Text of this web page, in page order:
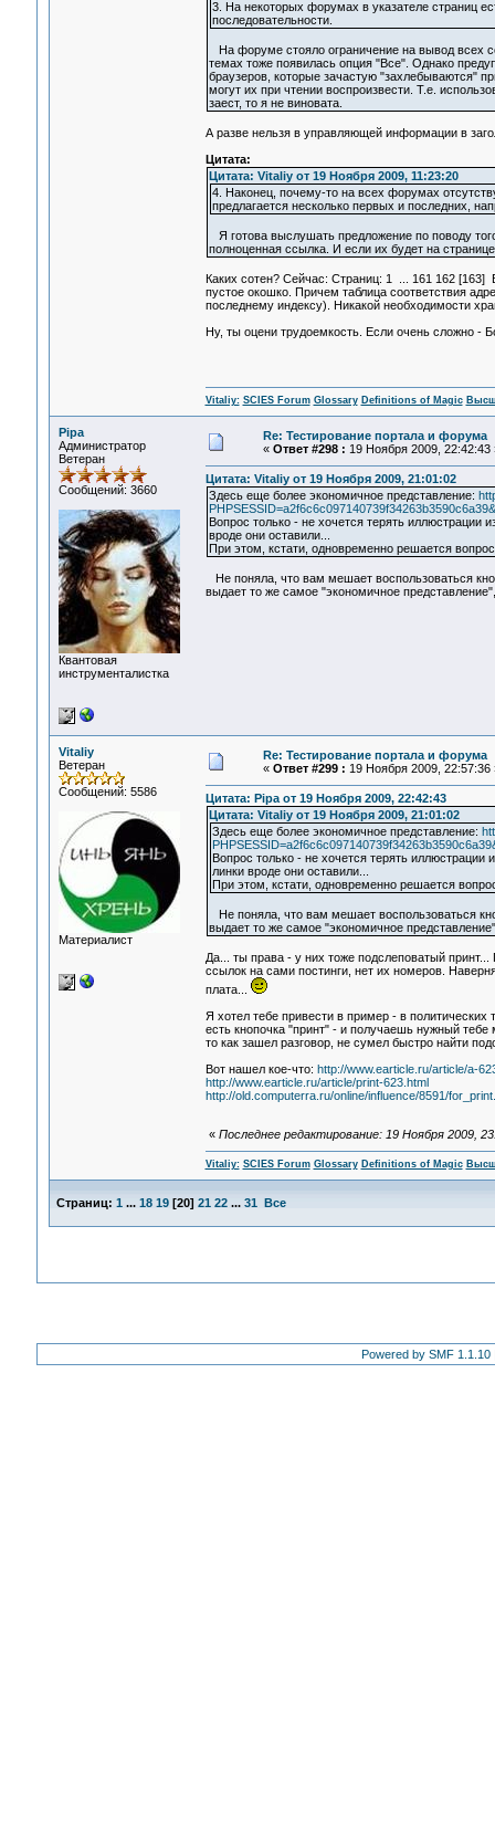
3. На некоторых форумах в указателе страниц
последовательности.
На форуме стояло ограничение на вывод всех
темах тоже появилась опция "Все". Однако
браузеров, которые зачастую "захлебываются"
могут их при чтении воспроизвести. Т.е.
заест, то я не виновата.
А разве нельзя в управляющей информации в
Цитата:
Цитата: Vitaliy от 19 Ноября 2009, 11:23:20
4. Наконец, почему-то на всех форумах
предлагается несколько первых и последних,
Я готова выслушать предложение по поводу
полноценная ссылка. И если их будет на
Каких сотен? Сейчас: Страниц: 1 ... 161 162 [163]
пустое окошко. Причем таблица соответствия
последнему индексу). Никакой необходимости
Ну, ты оцени трудоемкость. Если очень сложно -
Vitaliy: SCIES Forum Glossary Definitions of Magic
Pipa
Администратор
Ветеран
Сообщений: 3660
Квантовая
инструменталистка
Re: Тестирование портала и форума
« Ответ #298 : 19 Ноября 2009, 22:42:43
Цитата: Vitaliy от 19 Ноября 2009, 21:01:02
Здесь еще более экономичное представление:
Вопрос только - не хочется терять иллюстрации
вроде они оставили...
При этом, кстати, одновременно решается
Не поняла, что вам мешает воспользоваться
выдает то же самое "экономичное
Vitaliy
Ветеран
Сообщений: 5586
Материалист
Re: Тестирование портала и форума
« Ответ #299 : 19 Ноября 2009, 22:57:36
Цитата: Pipa от 19 Ноября 2009, 22:42:43
Цитата: Vitaliy от 19 Ноября 2009, 21:01:02
Здесь еще более экономичное представление:
Вопрос только - не хочется терять иллюстрации
линки вроде они оставили...
При этом, кстати, одновременно решается
Не поняла, что вам мешает воспользоваться
выдает то же самое "экономичное
Да... ты права - у них тоже подслеповатый
ссылок на сами постинги, нет их номеров.
плата...
Я хотел тебе привести в пример - в политических
есть кнопочка "принт" - и получаешь нужный
то как зашел разговор, не сумел быстро найти
Вот нашел кое-что: http://www.earticle.ru/article/a-
http://www.earticle.ru/article/print-623.html
http://old.computerra.ru/online/influence/8591/
« Последнее редактирование: 19 Ноября 2009,
Vitaliy: SCIES Forum Glossary Definitions of Magic
Страниц: 1 ... 18 19[20] 21 22 ... 31 Все
Powered by SMF 1.1.10